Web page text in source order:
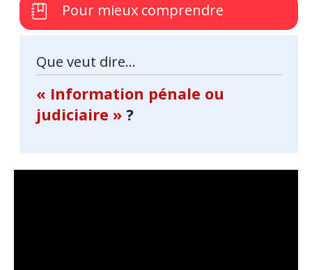
Pour mieux comprendre
Que veut dire...
« Information pénale ou
judiciaire » ?